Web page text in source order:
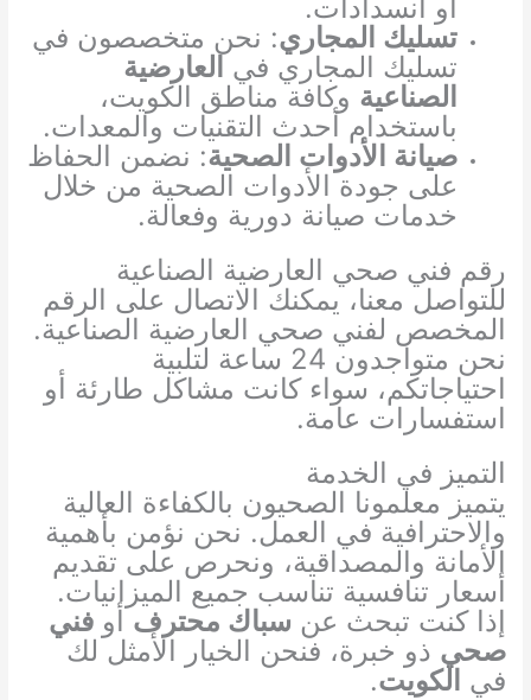
أو انسدادات.
تسليك المجاري: نحن متخصصون في
تسليك المجاري في العارضية
الصناعية وكافة مناطق الكويت،
باستخدام أحدث التقنيات والمعدات.
صيانة الأدوات الصحية: نضمن الحفاظ
على جودة الأدوات الصحية من خلال
خدمات صيانة دورية وفعالة.
رقم فني صحي العارضية الصناعية
للتواصل معنا، يمكنك الاتصال على الرقم
المخصص لفني صحي العارضية الصناعية.
نحن متواجدون 24 ساعة لتلبية
احتياجاتكم، سواء كانت مشاكل طارئة أو
استفسارات عامة.
التميز في الخدمة
يتميز معلمونا الصحيون بالكفاءة العالية
والاحترافية في العمل. نحن نؤمن بأهمية
الأمانة والمصداقية، ونحرص على تقديم
أسعار تنافسية تناسب جميع الميزانيات.
إذا كنت تبحث عن سباك محترف أوفني
صحي ذو خبرة، فنحن الخيار الأمثل لك
في الكويت.